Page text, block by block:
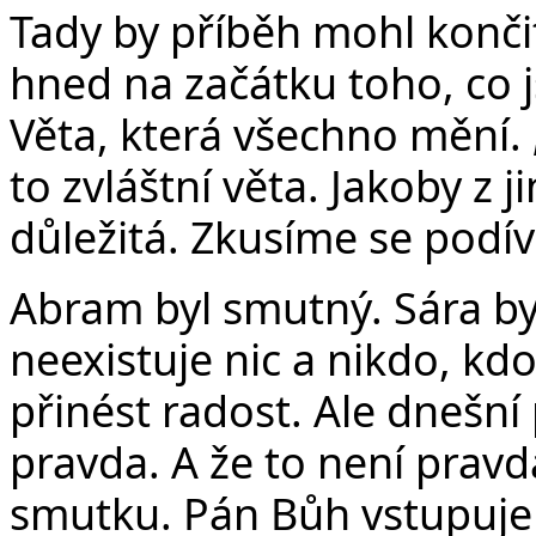
Tady by příběh mohl
hned na začátku toho, co
Věta, která všechno
to zvláštní věta. Jakoby z
důležitá. Zkusíme se
Abram byl smutný. Sára
neexistuje nic a nikdo,
přinést radost. Ale
pravda. A že to není
smutku. Pán Bůh